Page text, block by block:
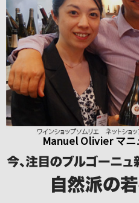
Manuel Olivier マニ